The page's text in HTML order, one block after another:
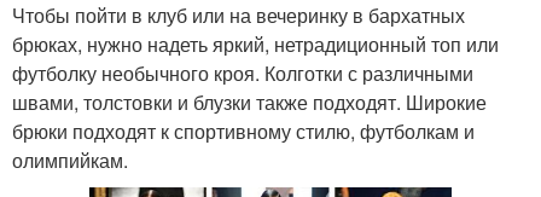
Чтобы пойти в клуб или на вечеринку в бархатных
брюках, нужно надеть яркий, нетрадиционный топ или
футболку необычного кроя. Колготки с различными
швами, толстовки и блузки также подходят. Широкие
брюки подходят к спортивному стилю, футболкам и
олимпийкам.